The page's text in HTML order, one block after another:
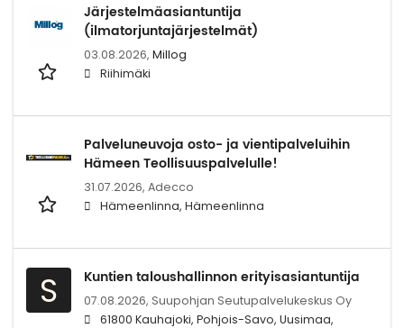
Järjestelmäasiantuntija
(ilmatorjuntajärjestelmät)
03.08.2026, Millog
Riihimäki
Palveluneuvoja osto- ja vientipalveluihin
Hämeen Teollisuuspalvelulle!
31.07.2026, Adecco
Hämeenlinna, Hämeenlinna
S Kuntien taloushallinnon erityisasiantuntija
07.08.2026, Suupohjan Seutupalvelukeskus Oy
61800 Kauhajoki, Pohjois-Savo, Uusimaa,